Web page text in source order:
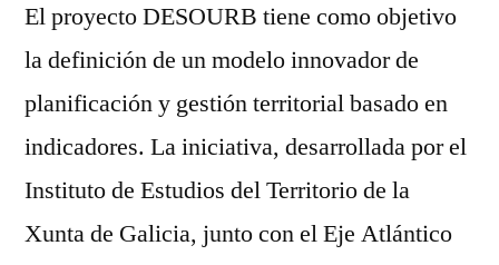
El proyecto DESOURB tiene como objetivo
la definición de un modelo innovador de
planificación y gestión territorial basado en
indicadores. La iniciativa, desarrollada por el
Instituto de Estudios del Territorio de la
Xunta de Galicia, junto con el Eje Atlántico